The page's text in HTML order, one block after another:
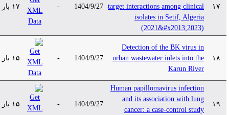
۱۷
target interactions among clinical
isolates in Setif, Algeria
(2021&#x2013;2023)
1404/9/27 ۱۷ بار
۱۸
Detection of the BK virus in
urban wastewater inlets into the
Karun River
1404/9/27 ۱۵ بار
۱۹
Human papillomavirus infection
and its association with lung
cancer: a case-control study
1404/9/27 ۱۵ بار